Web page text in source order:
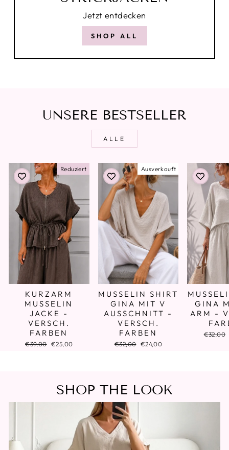
Jetzt entdecken
SHOP ALL
UNSERE BESTSELLER
ALLE
Reduziert
KURZARM
MUSSELIN
JACKE -
VERSCH.
FARBEN
Normaler
€39,00 Sonderpreis
€25,00
Ausverkauft
MUSSELIN SHIRT
GINA MIT V
AUSSCHNITT -
VERSCH.
FARBEN
Normaler
€32,00 Sonderpreis
€24,00
GINA
ARM -
€32,00
SHOP THE LOOK